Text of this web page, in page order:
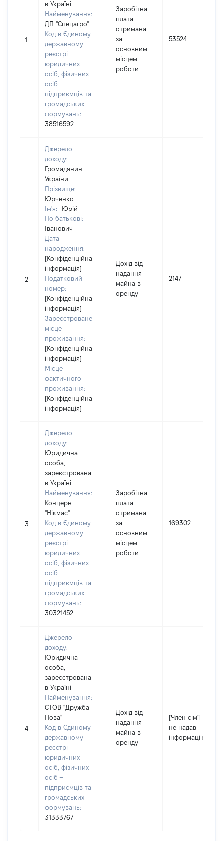
1
в Україні
Найменування:
ДП "Спецагро"
Код в Єдиному
державному
реєстрі
юридичних
осіб, фізичних
осіб –
підприємців та
громадських
формувань:
38516592
Заробітна
плата
отримана
за
основним
місцем
роботи
53524
2
Джерело
доходу:
Громадянин
України
Прізвище:
Юрченко
Ім'я:
Юрій
По батькові:
Іванович
Дата
народження:
[Конфіденційна
інформація]
Податковий
номер:
[Конфіденційна
інформація]
Зареєстроване
місце
проживання:
[Конфіденційна
інформація]
Місце
фактичного
проживання:
[Конфіденційна
інформація]
Дохід від
надання
майна в
оренду
2147
3
Джерело
доходу:
Юридична
особа,
зареєстрована
в Україні
Найменування:
Концерн
"Нікмас"
Код в Єдиному
державному
реєстрі
юридичних
осіб, фізичних
осіб –
підприємців та
громадських
формувань:
30321452
Заробітна
плата
отримана
за
основним
місцем
роботи
169302
4
Джерело
доходу:
Юридична
особа,
зареєстрована
в Україні
Найменування:
СТОВ "Дружба
Нова"
Код в Єдиному
державному
реєстрі
юридичних
осіб, фізичних
осіб –
підприємців та
громадських
формувань:
31333767
Дохід від
надання
майна в
оренду
[Член сім'ї
не надав
інформацію]